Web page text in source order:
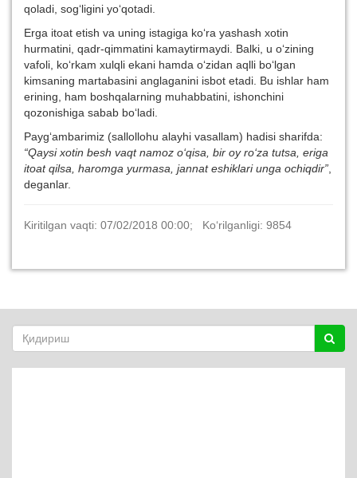
qoladi, sog‘ligini yo‘qotadi.
Erga itoat etish va uning istagiga ko‘ra yashash xotin
hurmatini, qadr-qimmatini kamaytirmaydi. Balki, u o‘zining
vafoli, ko‘rkam xulqli ekani hamda o‘zidan aqlli bo‘lgan
kimsaning martabasini anglaganini isbot etadi. Bu ishlar ham
erining, ham boshqalarning muhabbatini, ishonchini
qozonishiga sabab bo‘ladi.
Payg‘ambarimiz (sallollohu alayhi vasallam) hadisi sharifda:
“Qaysi xotin besh vaqt namoz o‘qisa, bir oy ro‘za tutsa, eriga
itoat qilsa, haromga yurmasa, jannat eshiklari unga ochiqdir”
deganlar.
Kiritilgan vaqti: 07/02/2018 00:00; Ko‘rilganligi: 9854